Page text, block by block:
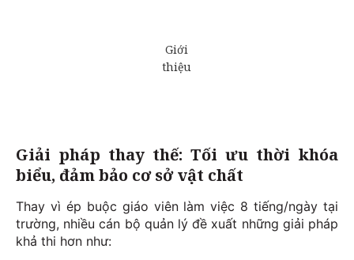
Giải pháp thay thế: Tối ưu thời khóa
biểu, đảm bảo cơ sở vật chất
Thay vì ép buộc giáo viên làm việc 8 tiếng/ngày tại
trường, nhiều cán bộ quản lý đề xuất những giải pháp
khả thi hơn như: